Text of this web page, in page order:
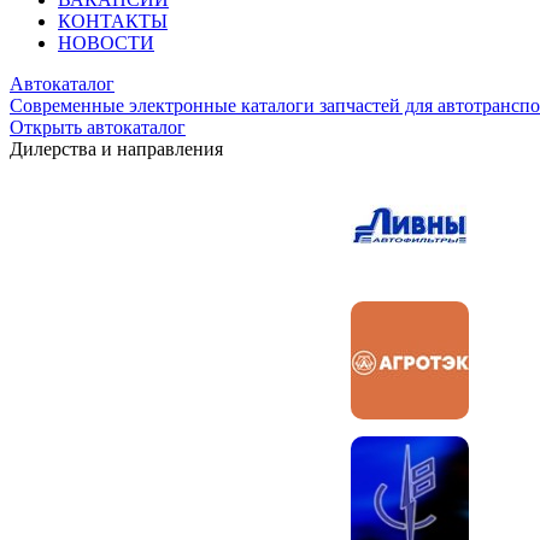
КОНТАКТЫ
НОВОСТИ
Автокаталог
Современные электронные каталоги запчастей для
Открыть автокаталог
Дилерства и направления